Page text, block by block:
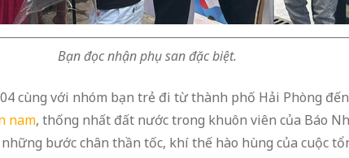
Bạn đọc nhận phụ san đặc biệt.
cùng với nhóm bạn trẻ đi từ thành phố Hải Phòng
nam, thống nhất đất nước trong khuôn viên của Báo
bước chân thần tốc, khí thế hào hùng của cuộc